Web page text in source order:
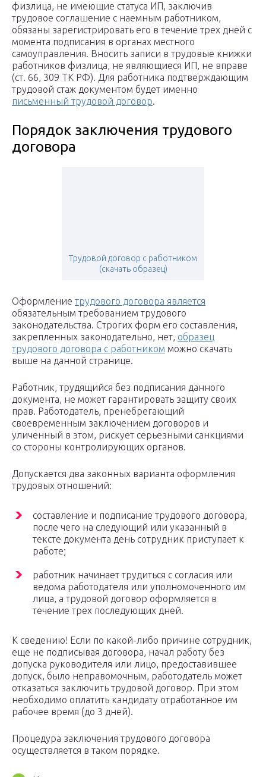
физлица, не имеющие статуса ИП, заключив
трудовое соглашение с наемным работником,
обязаны зарегистрировать его в течение трех дней с
момента подписания в органах местного
самоуправления. Вносить записи в трудовые книжки
работников физлица, не являющиеся ИП, не вправе
(ст. 66, 309 ТК РФ). Для работника подтверждающим
трудовой стаж документом будет именно
письменный трудовой договор.
Порядок заключения трудового
договора
Трудовой договор с работником
(скачать образец)
Оформление трудового договора является
обязательным требованием трудового
законодательства. Строгих форм его составления,
закрепленных законодательно, нет, образец
трудового договора с работником можно скачать
выше на данной странице.
Работник, трудящийся без подписания данного
документа, не может гарантировать защиту своих
прав. Работодатель, пренебрегающий
своевременным заключением договоров и
уличенный в этом, рискует серьезными санкциями
со стороны контролирующих органов.
Допускается два законных варианта оформления
трудовых отношений:
составление и подписание трудового договора,
после чего на следующий или указанный в
тексте документа день сотрудник приступает к
работе;
работник начинает трудиться с согласия или
ведома работодателя или уполномоченного им
лица, а трудовой договор оформляется в
течение трех последующих дней.
К сведению! Если по какой-либо причине сотрудник,
еще не подписывая договора, начал работу без
допуска руководителя или лицо, предоставившее
допуск, было неправомочным, работодатель может
отказаться заключить трудовой договор. При этом
необходимо оплатить кандидату отработанное им
рабочее время (до 3 дней).
Процедура заключения трудового договора
осуществляется в таком порядке.